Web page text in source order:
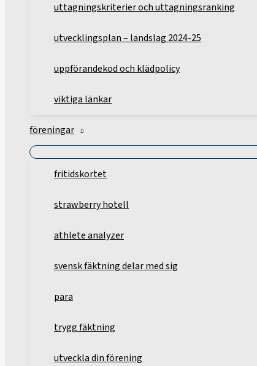
uttagningskriterier och uttagningsranking
utvecklingsplan – landslag 2024-25
uppförandekod och klädpolicy
viktiga länkar
föreningar
fritidskortet
strawberry hotell
athlete analyzer
svensk fäktning delar med sig
para
trygg fäktning
utveckla din förening